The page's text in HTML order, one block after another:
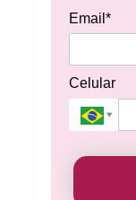
Email*
Celular